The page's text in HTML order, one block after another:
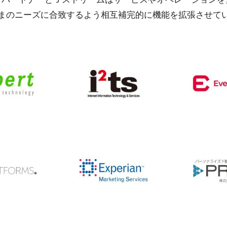
のニーズに合致するよう相互補完的に機能を拡張させて